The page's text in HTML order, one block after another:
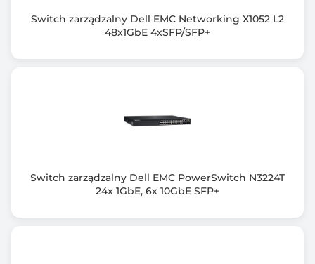
0 szt.
0 szt.
Ilość portów PoE
Switch zarządzalny Dell EMC Networking X1052 L2
48x1GbE 4xSFP/SFP+
Switch zarządzalny Dell EMC PowerSwitch N3224T
24x 1GbE, 6x 10GbE SFP+